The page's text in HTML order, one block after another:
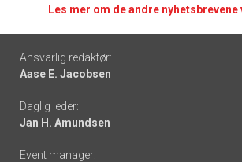
Les mer om de andre nyhetsbrevene
Footer
-
links
Ansvarlig redaktør:
Aase E. Jacobsen
Daglig leder:
Jan H. Amundsen
Event manager: